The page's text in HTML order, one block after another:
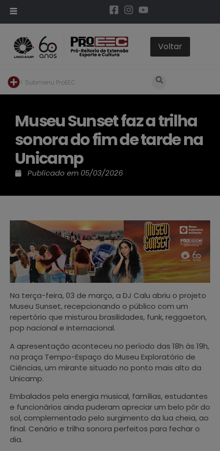
< Submenu ProEEC
Museu Sunset faz a trilha
sonora do fim de tarde na
Unicamp
Publicado em 05/03/2026
Na terça-feira, 03 de março, a DJ Calu abriu o projeto
Museu Sunset, recepcionando o público com um
repertório que misturou brasilidades, funk, reggaeton,
pop nacional e internacional.
A apresentação aconteceu no período das 18h às 19h,
na praça Tempo-Espaço do Museu Exploratório de
Ciências, um mirante situado no ponto mais alto da
Unicamp.
Embalados pela energia musical, famílias, estudantes
e funcionários ainda puderam apreciar um belo pôr do
sol, complementado pelo surgimento da lua cheia, ao
final. Cenário e trilha sonora perfeitos para fechar o
dia.